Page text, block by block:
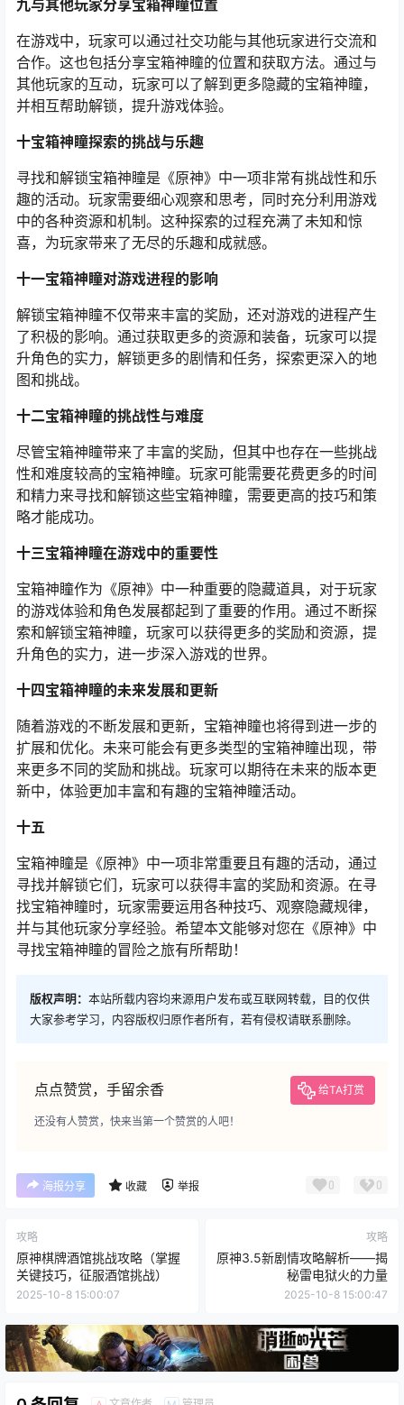
九与其他玩家分享宝箱神瞳位置
在游戏中，玩家可以通过社交功能与其他玩家进行交流和
合作。这也包括分享宝箱神瞳的位置和获取方法。通过与
其他玩家的互动，玩家可以了解到更多隐藏的宝箱神瞳，
并相互帮助解锁，提升游戏体验。
十宝箱神瞳探索的挑战与乐趣
寻找和解锁宝箱神瞳是《原神》中一项非常有挑战性和乐
趣的活动。玩家需要细心观察和思考，同时充分利用游戏
中的各种资源和机制。这种探索的过程充满了未知和惊
喜，为玩家带来了无尽的乐趣和成就感。
十一宝箱神瞳对游戏进程的影响
解锁宝箱神瞳不仅带来丰富的奖励，还对游戏的进程产生
了积极的影响。通过获取更多的资源和装备，玩家可以提
升角色的实力，解锁更多的剧情和任务，探索更深入的地
图和挑战。
十二宝箱神瞳的挑战性与难度
尽管宝箱神瞳带来了丰富的奖励，但其中也存在一些挑战
性和难度较高的宝箱神瞳。玩家可能需要花费更多的时间
和精力来寻找和解锁这些宝箱神瞳，需要更高的技巧和策
略才能成功。
十三宝箱神瞳在游戏中的重要性
宝箱神瞳作为《原神》中一种重要的隐藏道具，对于玩家
的游戏体验和角色发展都起到了重要的作用。通过不断探
索和解锁宝箱神瞳，玩家可以获得更多的奖励和资源，提
升角色的实力，进一步深入游戏的世界。
十四宝箱神瞳的未来发展和更新
随着游戏的不断发展和更新，宝箱神瞳也将得到进一步的
扩展和优化。未来可能会有更多类型的宝箱神瞳出现，带
来更多不同的奖励和挑战。玩家可以期待在未来的版本更
新中，体验更加丰富和有趣的宝箱神瞳活动。
十五
宝箱神瞳是《原神》中一项非常重要且有趣的活动，通过
寻找并解锁它们，玩家可以获得丰富的奖励和资源。在寻
找宝箱神瞳时，玩家需要运用各种技巧、观察隐藏规律，
并与其他玩家分享经验。希望本文能够对您在《原神》中
寻找宝箱神瞳的冒险之旅有所帮助！
版权声明： 本站所载内容均来源用户发布或互联网转载，目的仅供
大家参考学习，内容版权归原作者所有，若有侵权请联系删除。
点点赞赏，手留余香 给TA打赏
还没有人赞赏，快来当第一个赞赏的人吧！
海报分享 收藏 举报 0 0
攻略
原神棋牌酒馆挑战攻略（掌握
关键技巧，征服酒馆挑战）
2025-10-8 15:00:07
攻略
原神3.5新剧情攻略解析——揭
秘雷电狱火的力量
2025-10-8 15:00:47